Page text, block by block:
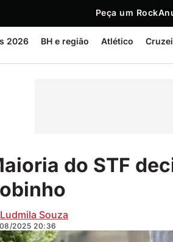
Peça um Rock
2026 BH e região Atlético
do STF
Ludmila Souza
2025 20:36